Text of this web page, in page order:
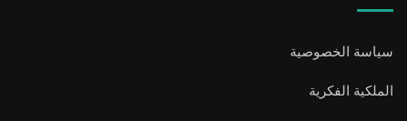
سياسة الخصوصية
الملكية الفكرية